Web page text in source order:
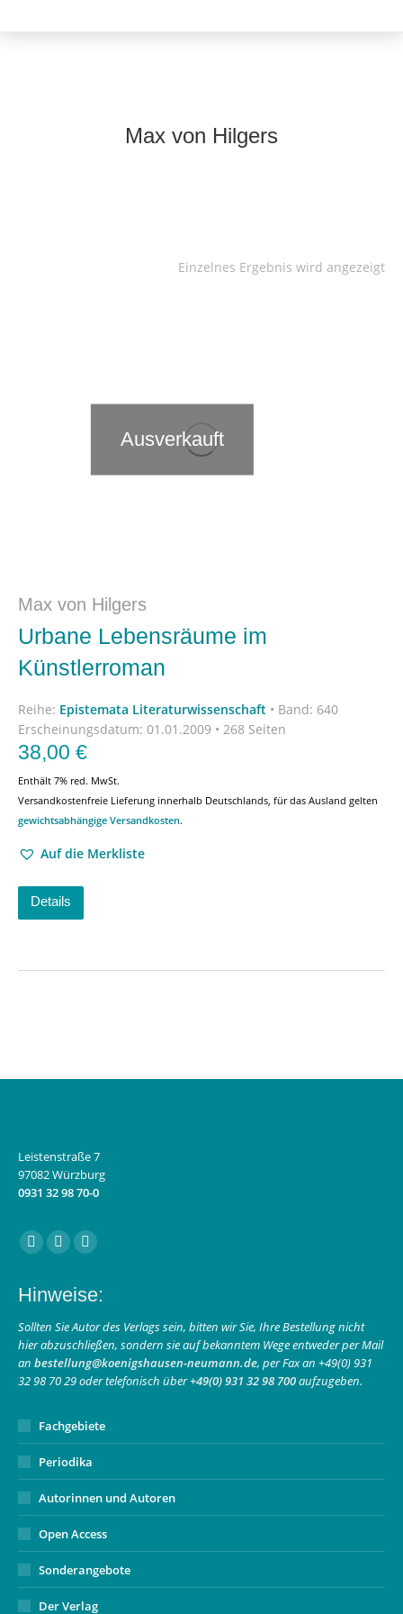
Max von Hilgers
Einzelnes Ergebnis wird angezeigt
Ausverkauft
Max von Hilgers
Urbane Lebensräume im
Künstlerroman
Reihe: Epistemata Literaturwissenschaft • Band: 640
Erscheinungsdatum: 01.01.2009 • 268 Seiten
38,00 €
Enthält 7% red. MwSt.
Versandkostenfreie Lieferung innerhalb Deutschlands, für das Ausland gelten
gewichtsabhängige Versandkosten.
Auf die Merkliste
Details
Leistenstraße 7
97082 Würzburg
0931 32 98 70-0
Finden Sie uns auf:
Facebook
opens
in
new
window
Instagram
opens
in
new
window
E-
page
opens
in
new
window
Hinweise:
Sollten Sie Autor des Verlags sein, bitten wir Sie, Ihre Bestellung nicht
hier abzuschließen, sondern sie auf bekanntem Wege entweder per Mail
an bestellung@koenigshausen-neumann.de, per Fax an +49(0) 931
32 98 70 29 oder telefonisch über+49(0) 931 32 98 700aufzugeben.
Fachgebiete
Periodika
Autorinnen und Autoren
Open Access
Sonderangebote
Der Verlag